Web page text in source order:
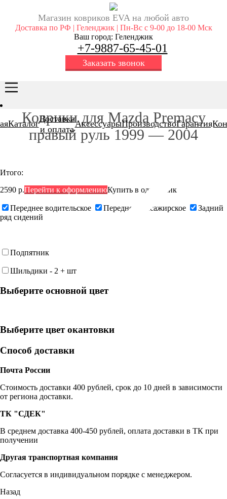
Магазин ковриков EVA ​на любой авто
Доставка по РФ | Геленджик | Пн-Вс с 9-00 до 18-00 Мск
Ваш город: Геленджик
+7-9887-65-45-01
Заказать звонок
Каталог
Доставка
и оплата
АксессуарыПроизводствоГарантия
Коврики для Mazda Premacy
правый руль 1999 — 2004
Итого:
2590 р.Перейти к оформлениюКупить в один клик
Переднее водительское Переднее пассажирское
Задний
ряд сидений
Подпятник
Шильдики - 2 + шт
Выберите oсновной цвет
Выберите цвет окантовки
Способ доставки
Почта России
Cтоимость доставки 400 рублей, срок до 10 дней в зависимости
от региона доставки.
ТК "СДЕК"
В среднем доставка 400-450 рублей, оплата доставки в ТК при
получении
Другая транспортная компания
Согласуется в индивидуальном порядке с менеджером.
Назад